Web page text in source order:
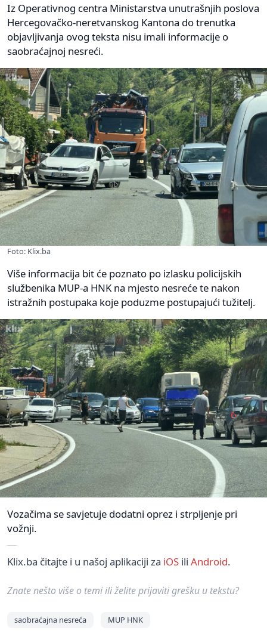
Iz Operativnog centra Ministarstva unutrašnjih poslova
Hercegovačko-neretvanskog Kantona do trenutka
objavljivanja ovog teksta nisu imali informacije o
saobraćajnoj nesreći.
Foto: Klix.ba
Više informacija bit će poznato po izlasku policijskih
službenika MUP-a HNK na mjesto nesreće te nakon
istražnih postupaka koje poduzme postupajući tužitelj.
Vozačima se savjetuje dodatni oprez i strpljenje pri
vožnji.
Klix.ba čitajte i u našoj aplikaciji za iOS ili Android.
Znate nešto više o temi ili želite prijaviti grešku u tekstu?
saobraćajna nesreća MUP HNK